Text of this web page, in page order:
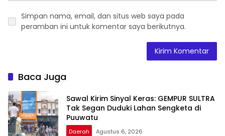
Simpan nama, email, dan situs web saya pada
peramban ini untuk komentar saya berikutnya.
Baca Juga
Sawal Kirim Sinyal Keras: GEMPUR SULTRA
Tak Segan Duduki Lahan Sengketa di
Puuwatu
Daerah Agustus 6, 2026